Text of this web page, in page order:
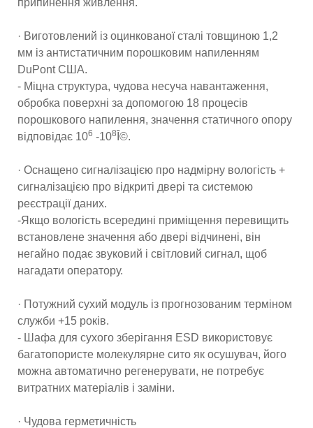
· Виготовлений із оцинкованої сталі товщиною 1,2
мм із антистатичним порошковим напиленням
DuPont США.
- Міцна структура, чудова несуча навантаження,
обробка поверхні за допомогою 18 процесів
порошкового напилення, значення статичного опору
відповідає 106 -108 Î©.
· Оснащено сигналізацією про надмірну вологість +
сигналізацією про відкриті двері та системою
реєстрації даних.
-Якщо вологість всередині приміщення перевищить
встановлене значення або двері відчинені, він
негайно подає звуковий і світловий сигнал, щоб
нагадати оператору.
· Потужний сухий модуль із прогнозованим терміном
служби +15 років.
- Шафа для сухого зберігання ESD використовує
багатопористе молекулярне сито як осушувач, його
можна автоматично регенерувати, не потребує
витратних матеріалів і заміни.
· Чудова герметичність